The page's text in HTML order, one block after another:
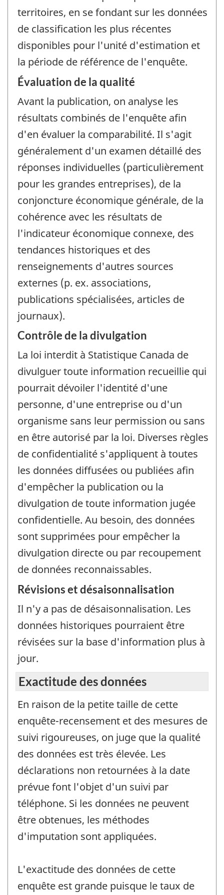
territoires, en se fondant sur les données
de classification les plus récentes
disponibles pour l'unité d'estimation et
la période de référence de l'enquête.
Évaluation de la qualité
Avant la publication, on analyse les
résultats combinés de l'enquête afin
d'en évaluer la comparabilité. Il s'agit
généralement d'un examen détaillé des
réponses individuelles (particulièrement
pour les grandes entreprises), de la
conjoncture économique générale, de la
cohérence avec les résultats de
l'indicateur économique connexe, des
tendances historiques et des
renseignements d'autres sources
externes (p. ex. associations,
publications spécialisées, articles de
journaux).
Contrôle de la divulgation
La loi interdit à Statistique Canada de
divulguer toute information recueillie qui
pourrait dévoiler l'identité d'une
personne, d'une entreprise ou d'un
organisme sans leur permission ou sans
en être autorisé par la loi. Diverses règles
de confidentialité s'appliquent à toutes
les données diffusées ou publiées afin
d'empêcher la publication ou la
divulgation de toute information jugée
confidentielle. Au besoin, des données
sont supprimées pour empêcher la
divulgation directe ou par recoupement
de données reconnaissables.
Révisions et désaisonnalisation
Il n'y a pas de désaisonnalisation. Les
données historiques pourraient être
révisées sur la base d'information plus à
jour.
Exactitude des données
En raison de la petite taille de cette
enquête-recensement et des mesures de
suivi rigoureuses, on juge que la qualité
des données est très élevée. Les
déclarations non retournées à la date
prévue font l'objet d'un suivi par
téléphone. Si les données ne peuvent
être obtenues, les méthodes
d'imputation sont appliquées.
L'exactitude des données de cette
enquête est grande puisque le taux de